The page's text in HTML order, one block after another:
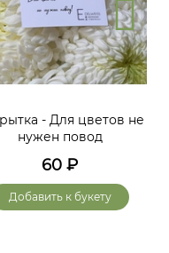
- Для цветов не
нужен повод
60 ₽
Добавить к букету